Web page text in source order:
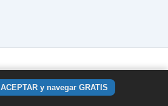
ACEPTAR y navegar GRATIS